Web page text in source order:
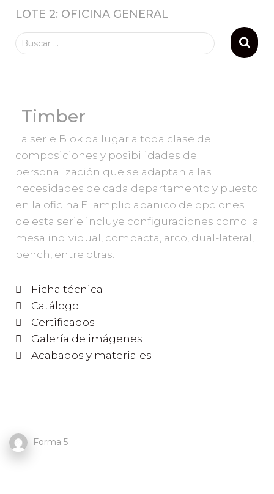
LOTE 2: OFICINA GENERAL
Buscar …
Timber
La serie Blok da lugar a toda clase de
composiciones y posibilidades de
personalización que se adaptan a las
necesidades de cada departamento y puesto
en la oficina.El amplio abanico de opciones
de esta serie incluye configuraciones como la
mesa individual, compacta, arco, dual-lateral,
bench, entre otras.
Ficha técnica
Catálogo
Certificados
Galería de imágenes
Acabados y materiales
Forma 5